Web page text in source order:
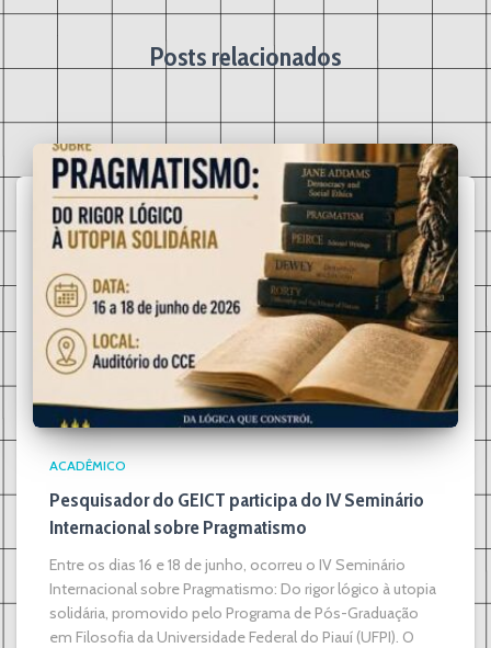
Posts relacionados
ACADÊMICO
Pesquisador do GEICT participa do IV Seminário
Internacional sobre Pragmatismo
Entre os dias 16 e 18 de junho, ocorreu o IV Seminário
Internacional sobre Pragmatismo: Do rigor lógico à utopia
solidária, promovido pelo Programa de Pós-Graduação
em Filosofia da Universidade Federal do Piauí (UFPI). O